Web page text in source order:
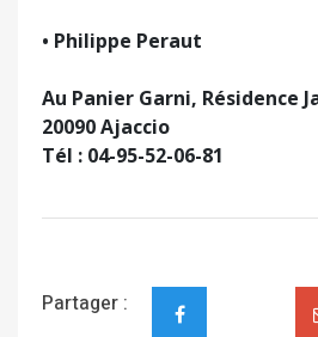
• Philippe Peraut
Au Panier Garni, Résidence
20090 Ajaccio
Tél : 04-95-52-06-81
Partager :